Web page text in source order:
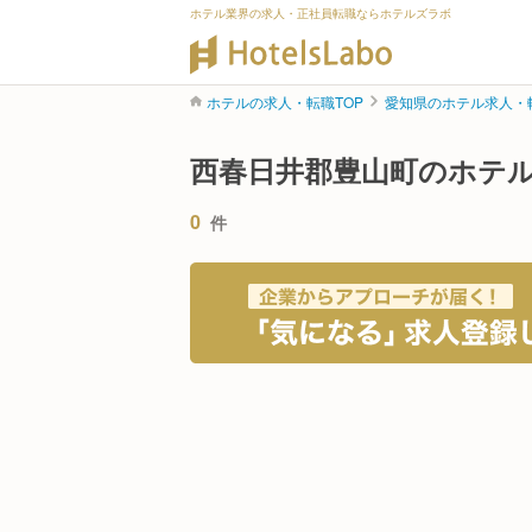
ホテル業界の求人・正社員転職ならホテルズラボ
ホテルの求人・転職TOP 愛知県のホテル求人・
西春日井郡豊山町のホテ
0 件